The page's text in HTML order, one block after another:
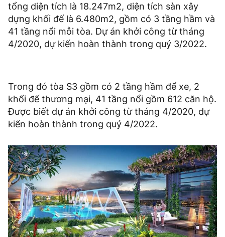
tổng diện tích là 18.247m2, diện tích sàn xây
dựng khối đế là 6.480m2, gồm có 3 tầng hầm và
41 tầng nổi mỗi tòa. Dự án khởi công từ tháng
4/2020, dự kiến hoàn thành trong quý 3/2022.
Trong đó tòa S3 gồm có 2 tầng hầm để xe, 2
khối đế thương mại, 41 tầng nổi gồm 612 căn hộ.
Được biết dự án khởi công từ tháng 4/2020, dự
kiến hoàn thành trong quý 4/2022.